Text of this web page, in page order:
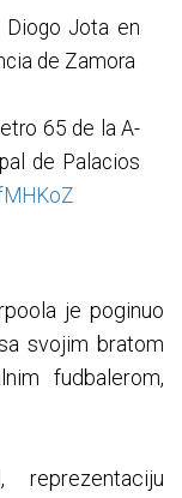
Jota en
de Zamora
65 de la A-
de Palacios
je poginuo
svojim bratom
fudbalerom,